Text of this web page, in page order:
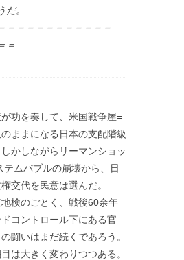
だ。
＝＝＝＝＝＝＝＝＝＝＝
＝
功を奏して、米国戦争屋=
ままになる日本の支配階級
かしながらリーマンショッ
テムバブルの崩壊から、日
交代を民意は選んだ。
検のごとく、戦後60余年
コントロール下にある官
闘いはまだ続くであろう。
は大きく変わりつつある。